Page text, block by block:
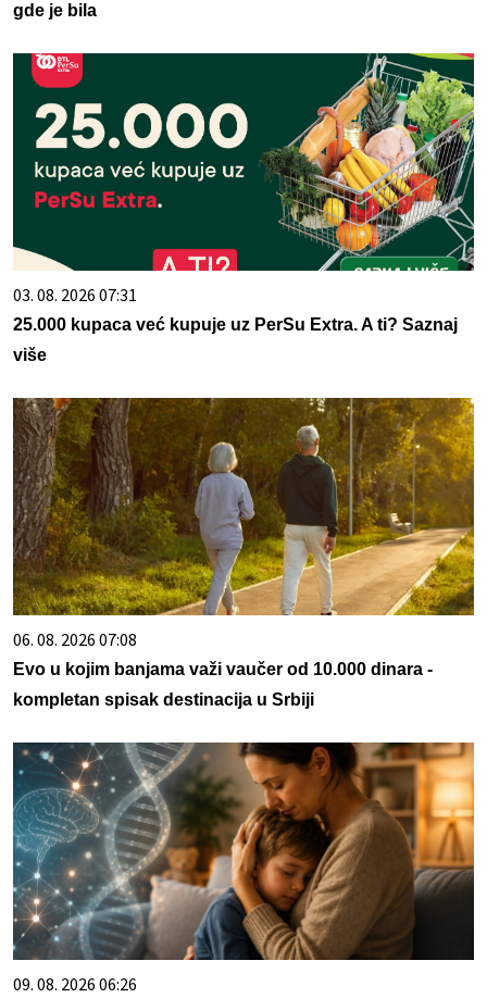
gde je bila
03. 08. 2026 07:31
25.000 kupaca već kupuje uz PerSu Extra. A ti? Saznaj
više
06. 08. 2026 07:08
Evo u kojim banjama važi vaučer od 10.000 dinara -
kompletan spisak destinacija u Srbiji
09. 08. 2026 06:26